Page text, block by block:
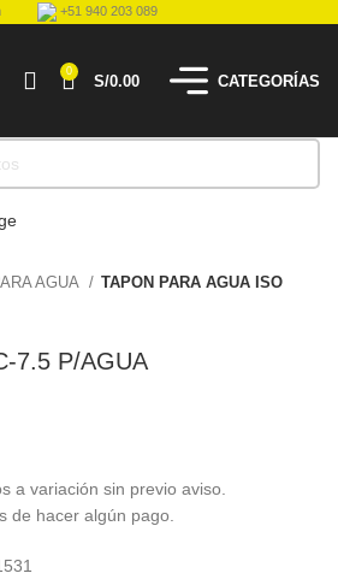
+51 940 203 089
0
S/0.00 CATEGORÍAS
AGUA TAPON PARA AGUA ISO
7.5 P/AGUA
a variación sin previo aviso.
de hacer algún pago.